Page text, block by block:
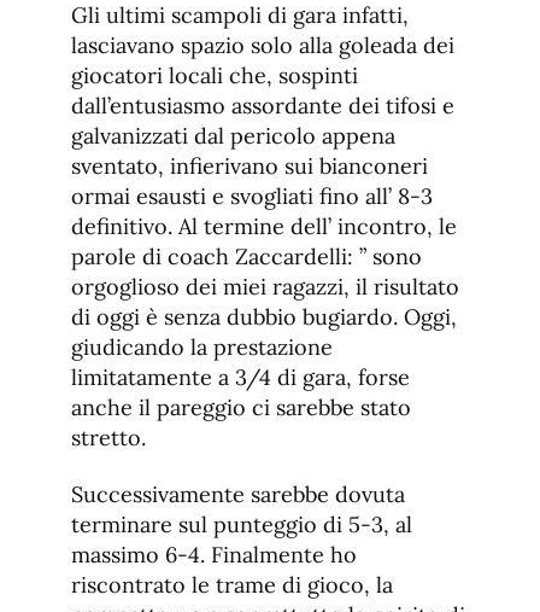
Gli ultimi scampoli di gara infatti,
lasciavano spazio solo alla goleada dei
giocatori locali che, sospinti
dall’entusiasmo assordante dei tifosi e
galvanizzati dal pericolo appena
sventato, infierivano sui bianconeri
ormai esausti e svogliati fino all’ 8-3
definitivo. Al termine dell’ incontro, le
parole di coach Zaccardelli: ” sono
orgoglioso dei miei ragazzi, il risultato
di oggi è senza dubbio bugiardo. Oggi,
giudicando la prestazione
limitatamente a 3/4 di gara, forse
anche il pareggio ci sarebbe stato
stretto.
Successivamente sarebbe dovuta
terminare sul punteggio di 5-3, al
massimo 6-4. Finalmente ho
riscontrato le trame di gioco, la